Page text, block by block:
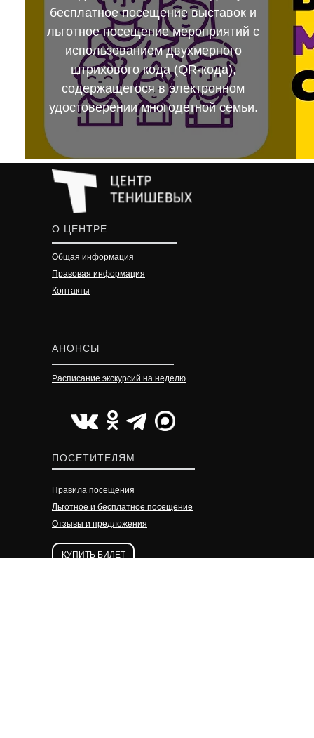
УЗНАТЬ ПОДРОБНЕЕ
бесплатное посещение выставок и
льготное посещение мероприятий с
использованием двухмерного
штрихового кода (QR-кода),
содержащегося в электронном
удостоверении многодетной семьи.
О ЦЕНТРЕ
Общая информация
Правовая информация
Контакты
АНОНСЫ
Расписание экскурсий на неделю
ПОСЕТИТЕЛЯМ
Правила посещения
Льготное и бесплатное посещение
Отзывы и предложения
КУПИТЬ БИЛЕТ